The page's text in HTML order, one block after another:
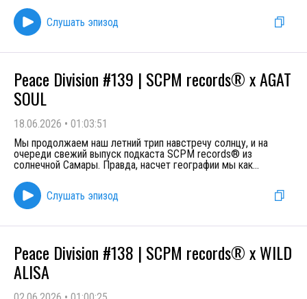
Слушать эпизод
Peace Division #139 | SCPM records® x AGAT
SOUL
18.06.2026 • 01:03:51
Мы продолжаем наш летний трип навстречу солнцу, и на
очереди свежий выпуск подкаста SCPM records® из
солнечной Самары. Правда, насчет географии мы как...
Слушать эпизод
Peace Division #138 | SCPM records® x WILD
ALISA